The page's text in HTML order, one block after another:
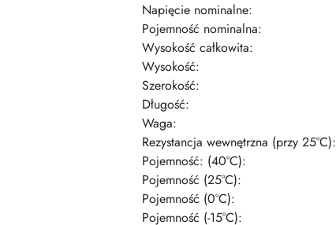
Napięcie nominalne:
Pojemność nominalna:
Wysokość całkowita:
Wysokość:
Szerokość:
Długość:
Waga:
Rezystancja wewnętrzna (przy 25°C):
Pojemność: (40°C):
Pojemność (25°C):
Pojemność (0°C):
Pojemność (-15°C):